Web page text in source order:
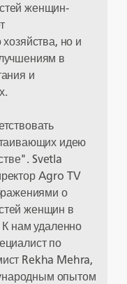
женщин-
хозяйства, но и
в
и
идею
Svetla
Agro TV
о
женщин в
К нам удаленно
по
Rekha Mehra,
опытом